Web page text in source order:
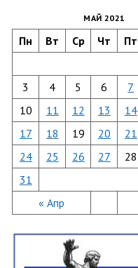
МАЙ 2021
Пн Вт Ср Чт Пт
« Апр
3
4 5 6 7
10
11 12 13 14
17
18 19 20 21
24
25 26 27 28
31